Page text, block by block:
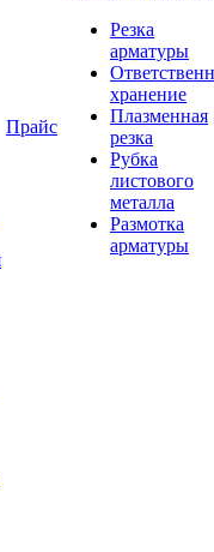
Прайс
Резка
арматуры
хранение
Плазменная
резка
Рубка
листового
металла
Размотка
арматуры